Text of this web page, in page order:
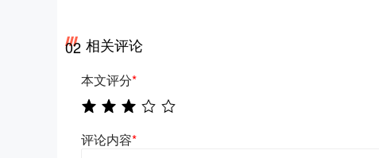
02 相关评论
本文评分*
评论内容*